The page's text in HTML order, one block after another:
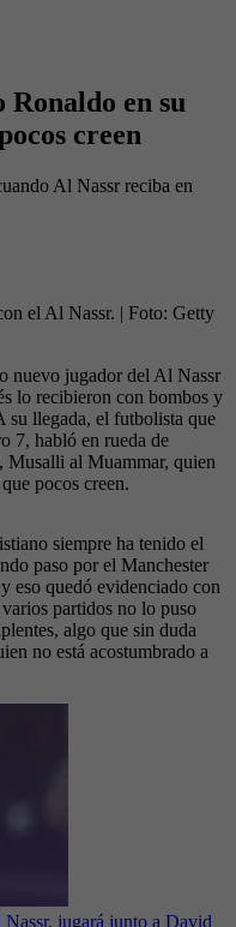
en su
creen
Al Nassr reciba en
el Al Nassr. | Foto: Getty
nuevo jugador del Al Nassr
lo recibieron con bombos y
su llegada, el futbolista que
7, habló en rueda de
Musalli al Muammar, quien
pocos creen.
siempre ha tenido el
paso por el Manchester
eso quedó evidenciado con
partidos no lo puso
algo que sin duda
no está acostumbrado a
jugará junto a David